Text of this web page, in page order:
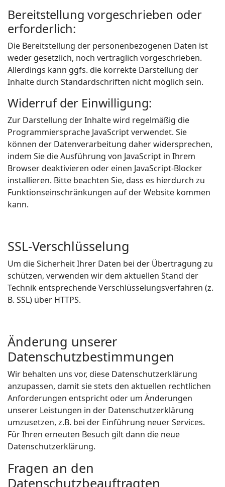
Bereitstellung vorgeschrieben oder
erforderlich:
Die Bereitstellung der personenbezogenen Daten ist
weder gesetzlich, noch vertraglich vorgeschrieben.
Allerdings kann ggfs. die korrekte Darstellung der
Inhalte durch Standardschriften nicht möglich sein.
Widerruf der Einwilligung:
Zur Darstellung der Inhalte wird regelmäßig die
Programmiersprache JavaScript verwendet. Sie
können der Datenverarbeitung daher widersprechen,
indem Sie die Ausführung von JavaScript in Ihrem
Browser deaktivieren oder einen JavaScript-Blocker
installieren. Bitte beachten Sie, dass es hierdurch zu
Funktionseinschränkungen auf der Website kommen
kann.
SSL-Verschlüsselung
Um die Sicherheit Ihrer Daten bei der Übertragung zu
schützen, verwenden wir dem aktuellen Stand der
Technik entsprechende Verschlüsselungsverfahren (z.
B. SSL) über HTTPS.
Änderung unserer
Datenschutzbestimmungen
Wir behalten uns vor, diese Datenschutzerklärung
anzupassen, damit sie stets den aktuellen rechtlichen
Anforderungen entspricht oder um Änderungen
unserer Leistungen in der Datenschutzerklärung
umzusetzen, z.B. bei der Einführung neuer Services.
Für Ihren erneuten Besuch gilt dann die neue
Datenschutzerklärung.
Fragen an den
Datenschutzbeauftragten